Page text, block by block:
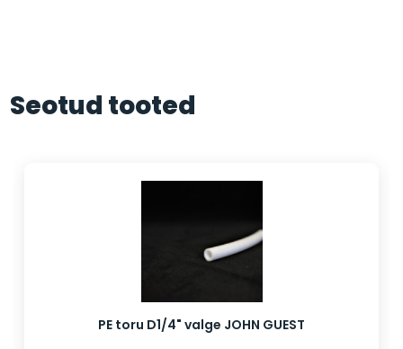
Seotud tooted
PE toru D1/4" valge JOHN GUEST